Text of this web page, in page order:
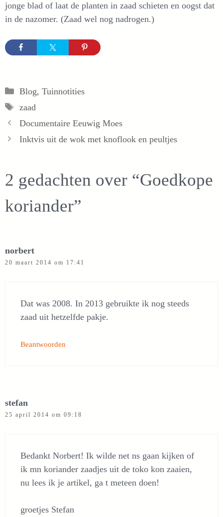
jonge blad of laat de planten in zaad schieten en oogst dat
in de nazomer. (Zaad wel nog nadrogen.)
Categorieën
Blog, Tuinnotities
Tags
zaad
Documentaire Eeuwig Moes
Inktvis uit de wok met knoflook en peultjes
2 gedachten over “Goedkope
koriander”
norbert
20 maart 2014 om 17:41
Dat was 2008. In 2013 gebruikte ik nog steeds
zaad uit hetzelfde pakje.
Beantwoorden
stefan
25 april 2014 om 09:18
Bedankt Norbert! Ik wilde net ns gaan kijken of
ik mn koriander zaadjes uit de toko kon zaaien,
nu lees ik je artikel, ga t meteen doen!
groetjes Stefan